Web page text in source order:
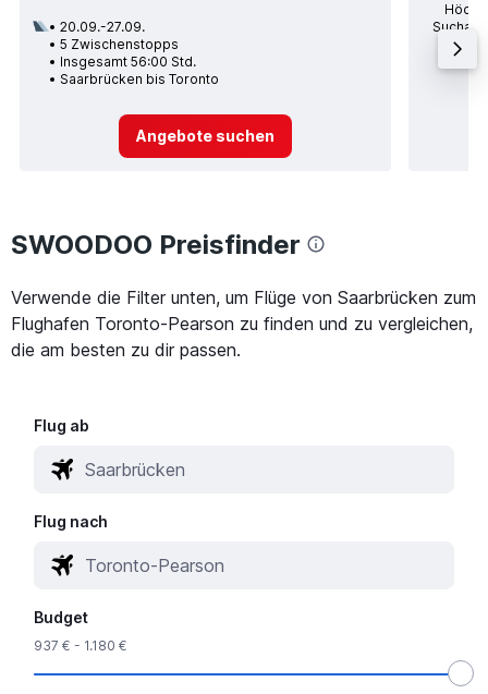
20.09.-27.09.
5 Zwischenstopps
Insgesamt 56:00 Std.
Saarbrücken bis Toronto
Angebote suchen
SWOODOO Preisfinder
Verwende die Filter unten, um Flüge von Saarbrücken zum
Flughafen Toronto-Pearson zu finden und zu vergleichen,
die am besten zu dir passen.
Flug ab
Flug nach
Budget
937 € - 1.180 €